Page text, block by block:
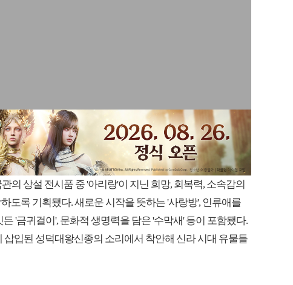
의 상설 전시품 중 '아리랑'이 지닌 희망, 회복력, 소속감의
도록 기획됐다. 새로운 시작을 뜻하는 '사랑방', 인류애를
'금귀걸이', 문화적 생명력을 담은 '수막새' 등이 포함됐다.
삽입된 성덕대왕신종의 소리에서 착안해 신라 시대 유물들